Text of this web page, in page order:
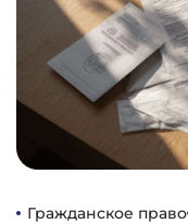
Гражданское право